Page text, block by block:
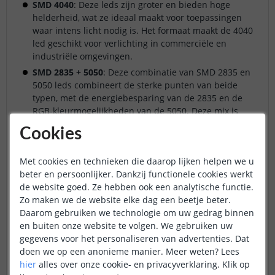
SMD 4040: Deze leds zijn groter en bieden hoge
helderheid, wat ze ideaal maakt voor toepassingen
waar intens licht nodig is. Het formaat maakt de 4040
led geschikt voor verlichting in commerciële en
industriële omgevingen.
SMD 2835 + 5050: Deze combinatie van SMD 2835 en
5050 leds combineert de sterke punten van beide
typen, met de energiebesparing van de 2835 en de
RGB-kleurmogelijkheden van de 5050. Deze mix is
ideaal voor gebruikers die zowel helder wit als
kleurrijk licht willen kunnen instellen op hun ledstrips.
Kies het juiste SMD-ledtype op basis van
je gewenste lichtintensiteit en toepassing
om optimaal te profiteren van de
voordelen van LED-verlichting.
Voordelen van SMD-technologie
Cookies
Met cookies en technieken die daarop lijken helpen we u
beter en persoonlijker. Dankzij functionele cookies werkt
de website goed. Ze hebben ook een analytische functie.
Zo maken we de website elke dag een beetje beter.
Daarom gebruiken we technologie om uw gedrag binnen
en buiten onze website te volgen. We gebruiken uw
gegevens voor het personaliseren van advertenties. Dat
doen we op een anonieme manier. Meer weten? Lees
hier alles over onze cookie- en privacyverklaring. Klik op